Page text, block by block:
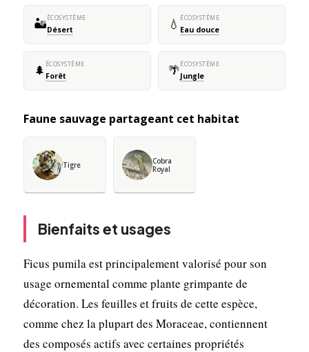
🏜️ÉCOSYSTÈME
Désert 💧 ÉCOSYSTÈME
Eau douce
🌲 ÉCOSYSTÈME
Forêt 🌴ÉCOSYSTÈME
Jungle
Faune sauvage partageant cet habitat
Tigre
Cobra
Royal
Bienfaits et usages
Ficus pumila est principalement valorisé pour son
usage ornemental comme plante grimpante de
décoration. Les feuilles et fruits de cette espèce,
comme chez la plupart des Moraceae, contiennent
des composés actifs avec certaines propriétés